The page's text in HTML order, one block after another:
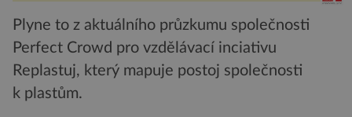
Plyne to z aktuálního průzkumu společnosti
Perfect Crowd pro vzdělávací inciativu
Replastuj, který mapuje postoj společnosti
k plastům.